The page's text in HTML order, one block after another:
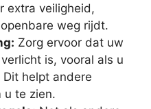
extra veiligheid,
weg rijdt.
Zorg ervoor dat uw
is, vooral als u
helpt andere
u te zien.